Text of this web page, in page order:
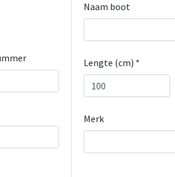
Naam boot
Lengte (cm) *
Merk